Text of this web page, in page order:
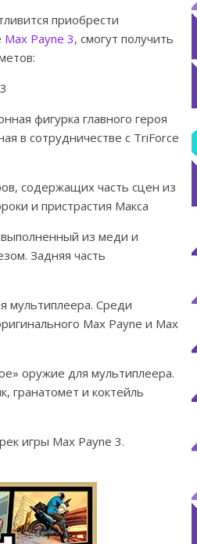
приобрести
Max Payne 3, смогут получить
фигурка главного героя
в сотрудничестве с TriForce
содержащих часть сцен из
и пристрастия Макса
из меди и
Задняя часть
мультиплеера. Среди
Max Payne и Max
оружие для мультиплеера.
гранатомет и коктейль
игры Max Payne 3.